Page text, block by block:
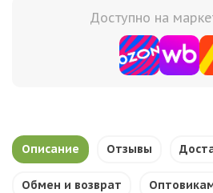
Доступно на
Описание Отзывы
Обмен и возврат